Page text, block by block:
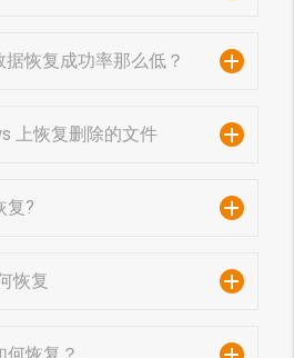
恢复成功率那么低？
上恢复删除的文件
复?
恢复